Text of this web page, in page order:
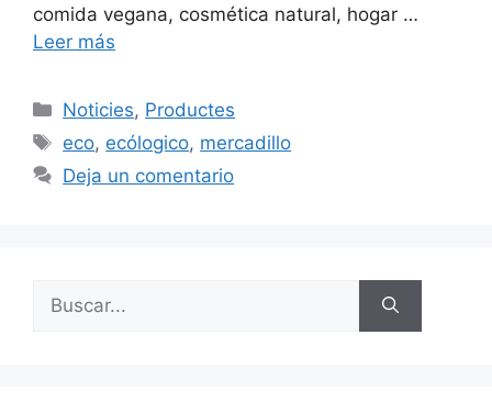
comida vegana, cosmética natural, hogar …
Leer más
Categorías
Noticies, Productes
Etiquetas
eco, ecólogico, mercadillo
Deja un comentario